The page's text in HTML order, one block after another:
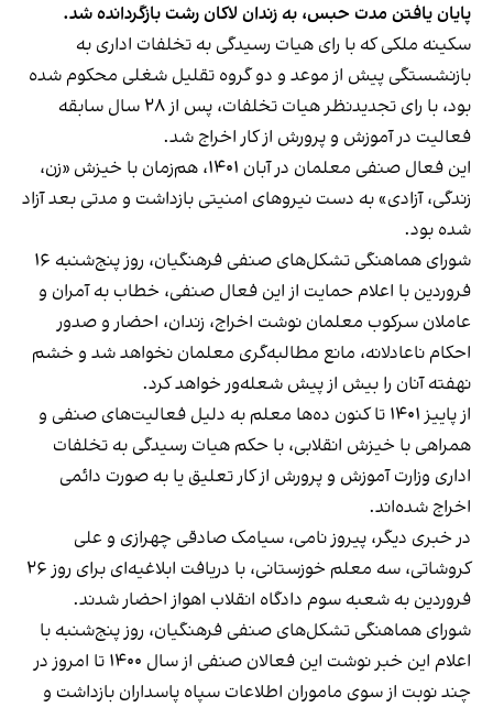
پایان یافتن مدت حبس، به زندان لاکان رشت بازگردانده شد.
سکینه ملکی که با رای هیات رسیدگی به تخلفات اداری به
بازنشستگی پیش از موعد و دو گروه تقلیل شغلی محکوم شده
بود، با رای تجدیدنظر هیات تخلفات، پس از ۲۸ سال سابقه
فعالیت در آموزش و پرورش از کاراخراج شد.
این فعال صنفی معلمان در آبان ۱۴۰۱، هم‌زمان با خیزش «زن،
زندگی، آزادی» به دست نیروهای امنیتی بازداشت و مدتی بعد آزاد
شده بود.
شورای هماهنگی تشکل‌های صنفی فرهنگیان، روز پنج‌شنبه ۱۶
فروردین با اعلام حمایت از این فعال صنفی، خطاب به آمران و
عاملان سرکوب معلمان نوشت اخراج، زندان، احضار و صدور
احکام ناعادلانه، مانع مطالبه‌گری معلمان نخواهد شد و خشم
نهفته آنان را بیش از پیش شعله‌ور خواهد کرد.
از پاییز ۱۴۰۱ تا کنون ده‌ها معلم به دلیل فعالیت‌های صنفی و
همراهی با خیزش انقلابی، با حکم هیات رسیدگی به تخلفات
اداری وزارت آموزش و پرورش از کار تعلیق یا به صورت دائمی
اخراج شده‌اند.
در خبری دیگر، پیروز نامی، سیامک صادقی چهرازی و علی
کروشاتی، سه معلم خوزستانی، با دریافت ابلاغیه‌ای برای روز ۲۶
فروردین به شعبه سوم دادگاه انقلاب اهوازاحضار شدند.
شورای هماهنگی تشکل‌های صنفی فرهنگیان، روز پنج‌شنبه با
اعلام این خبر نوشت این فعالان صنفی از سال ۱۴۰۰ تا امروز در
چند نوبت از سوی ماموران اطلاعات سپاه پاسداران بازداشت و